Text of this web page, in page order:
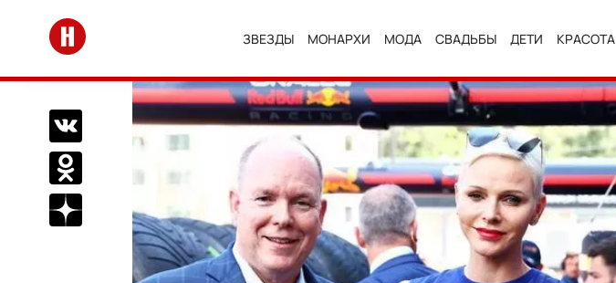
Перейти на главную
ЗВЕЗДЫ МОНАРХИ МОДА СВАДЬБЫ ДЕТИ КРАСОТА
Поделиться Вконтакте
Поделиться в Одноклассниках
Подписаться на нас в Дзен